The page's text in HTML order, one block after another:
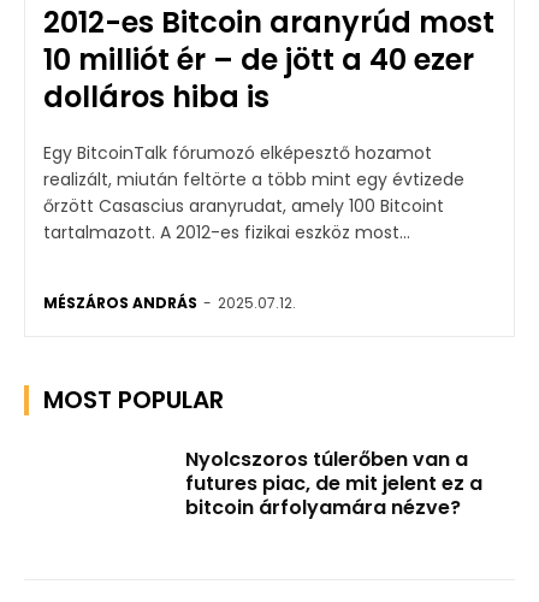
2012-es Bitcoin aranyrúd most
10 milliót ér – de jött a 40 ezer
dolláros hiba is
Egy BitcoinTalk fórumozó elképesztő hozamot
realizált, miután feltörte a több mint egy évtizede
őrzött Casascius aranyrudat, amely 100 Bitcoint
tartalmazott. A 2012-es fizikai eszköz most...
MÉSZÁROS ANDRÁS - 2025.07.12.
MOST POPULAR
Nyolcszoros túlerőben van a
futures piac, de mit jelent ez a
bitcoin árfolyamára nézve?